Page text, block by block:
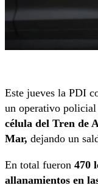
Este jueves la PDI
un operativo
célula del Tren de
Mar, dejando un
En total fueron 470
allanamientos en